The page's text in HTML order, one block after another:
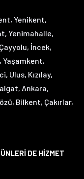
Yenikent,
Yenimahalle,
İncek,
Yaşamkent,
Ulus, Kızılay,
Ankara,
Bilkent, Çakırlar,
DE HİZMET